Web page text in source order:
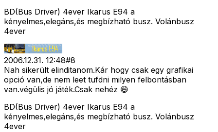
BD(Bus Driver) 4ever Ikarus E94 a
kényelmes,elegáns,és megbízható busz. Volánbusz
4ever
2006.12.31. 12:48#8
Nah sikerült elinditanom.Kár hogy csak egy grafikai
opció van,de nem leet tufdni milyen felbontásban
van.végülis jó játék.Csak nehéz 😄
BD(Bus Driver) 4ever Ikarus E94 a
kényelmes,elegáns,és megbízható busz. Volánbusz
4ever